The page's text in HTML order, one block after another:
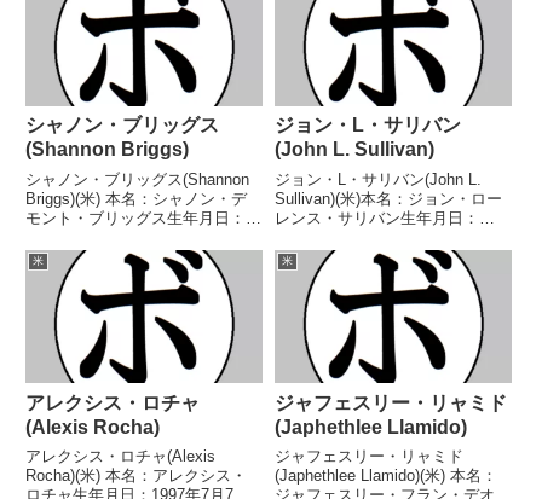
シャノン・ブリッグス
(Shannon Briggs)
シャノン・ブリッグス(Shannon
Briggs)(米) 本名：シャノン・デ
モント・ブリッグス生年月日：
戦60勝(53KO)6敗1分1無効試
合 【獲得タイトル】1992年度全
米ヘビー級王座(アマチュア...
ジョン・L・サリバン
(John L. Sullivan)
ジョン・L・サリバン(John L.
Sullivan)(米)本名：ジョン・ロー
レンス・サリバン生年月日：
46戦41勝(33KO)1敗3分1無効試合
【獲得タイトル】ベアナックルヘ
ビー級王座初代世界ヘビー級...
米
アレクシス・ロチャ
(Alexis Rocha)
アレクシス・ロチャ(Alexis
Rocha)(米) 本名：アレクシス・
ロチャ生年月日：1997年7月7日
米
ジャフェスリー・リャミド
(Japhethlee Llamido)
ジャフェスリー・リャミド
(Japhethlee Llamido)(米) 本名：
ジャフェスリー・フラン・デオグ